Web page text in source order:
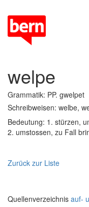
welpe
Grammatik: PP. gwelpet
Schreibweisen: welbe,
Bedeutung: 1. stürzen,
2. umstossen, zu Fall
Zurück zur Liste
Quellenverzeichnis auf-